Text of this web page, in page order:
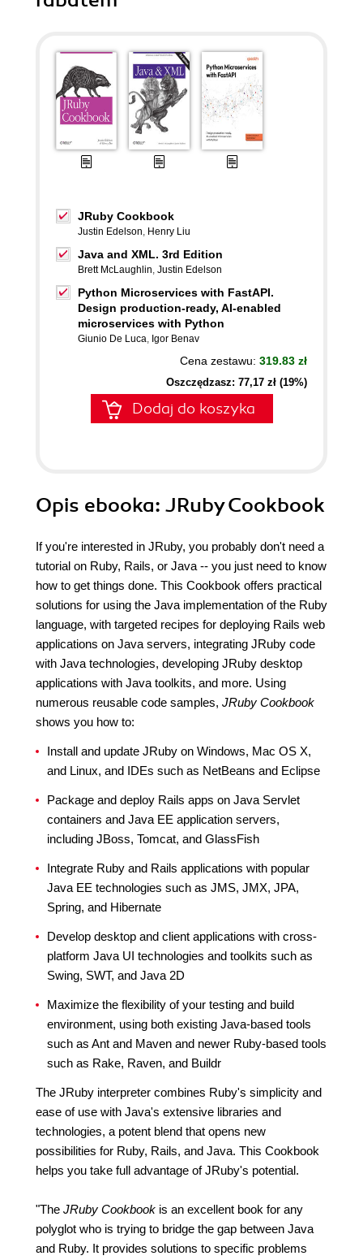
JRuby Cookbook
Justin Edelson, Henry Liu
Java and XML. 3rd Edition
Brett McLaughlin, Justin Edelson
Python Microservices with FastAPI.
Design production-ready, AI-enabled
microservices with Python
Giunio De Luca, Igor Benav
Cena zestawu: 319.83 zł
Oszczędzasz: 77,17 zł (19%)
Dodaj do koszyka
Opis ebooka: JRuby Cookbook
If you're interested in JRuby, you probably don't need a
tutorial on Ruby, Rails, or Java -- you just need to know
how to get things done. This Cookbook offers practical
solutions for using the Java implementation of the Ruby
language, with targeted recipes for deploying Rails web
applications on Java servers, integrating JRuby code
with Java technologies, developing JRuby desktop
applications with Java toolkits, and more. Using
numerous reusable code samples, JRuby Cookbook
shows you how to:
Install and update JRuby on Windows, Mac OS X,
and Linux, and IDEs such as NetBeans and Eclipse
Package and deploy Rails apps on Java Servlet
containers and Java EE application servers,
including JBoss, Tomcat, and GlassFish
Integrate Ruby and Rails applications with popular
Java EE technologies such as JMS, JMX, JPA,
Spring, and Hibernate
Develop desktop and client applications with cross-
platform Java UI technologies and toolkits such as
Swing, SWT, and Java 2D
Maximize the flexibility of your testing and build
environment, using both existing Java-based tools
such as Ant and Maven and newer Ruby-based tools
such as Rake, Raven, and Buildr
The JRuby interpreter combines Ruby's simplicity and
ease of use with Java's extensive libraries and
technologies, a potent blend that opens new
possibilities for Ruby, Rails, and Java. This Cookbook
helps you take full advantage of JRuby's potential.
"The JRuby Cookbook is an excellent book for any
polyglot who is trying to bridge the gap between Java
and Ruby. It provides solutions to specific problems